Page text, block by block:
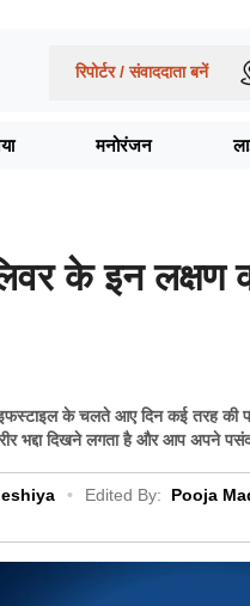
रिपोर्टर / संवाददाता बनें
मनोरंजन
के इन लक्षण
के चलते आए दिन कई तरह की
भद्दा दिखने लगता है और आप अपने
• Edited By: Pooja